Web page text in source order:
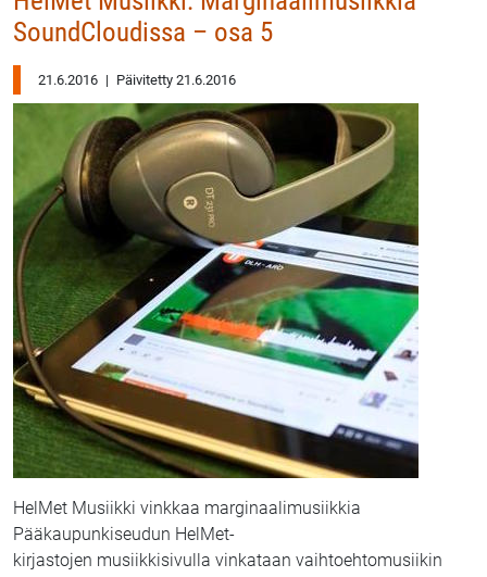
SoundCloudissa – osa 5
21.6.2016 | Päivitetty 21.6.2016
HelMet Musiikki vinkkaa marginaalimusiikkia
Pääkaupunkiseudun HelMet-
kirjastojen musiikkisivulla vinkataan vaihtoehtomusiikin